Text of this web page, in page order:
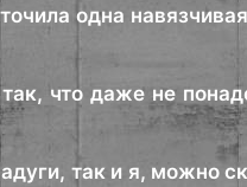
одна
что даже не
так и я, можно